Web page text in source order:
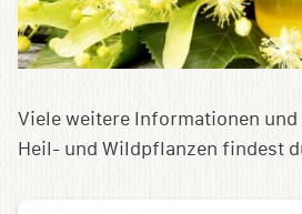
Viele weitere Informationen und
Heil- und Wildpflanzen findest